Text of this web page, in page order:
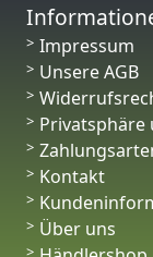
Impressum
Unsere AGB
Privatsphäre
Kontakt
Über uns